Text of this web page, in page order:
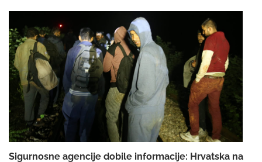
Sigurnosne agencije dobile informacije: Hrvatska na